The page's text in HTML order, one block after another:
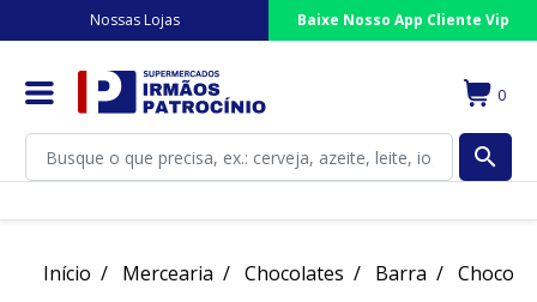
Nossas Lojas Baixe Nosso App Cliente Vip
0
search
Início Mercearia Chocolates Barra